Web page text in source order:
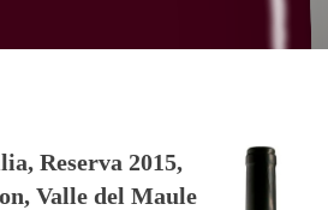
Reserva 2015,
Valle del Maule